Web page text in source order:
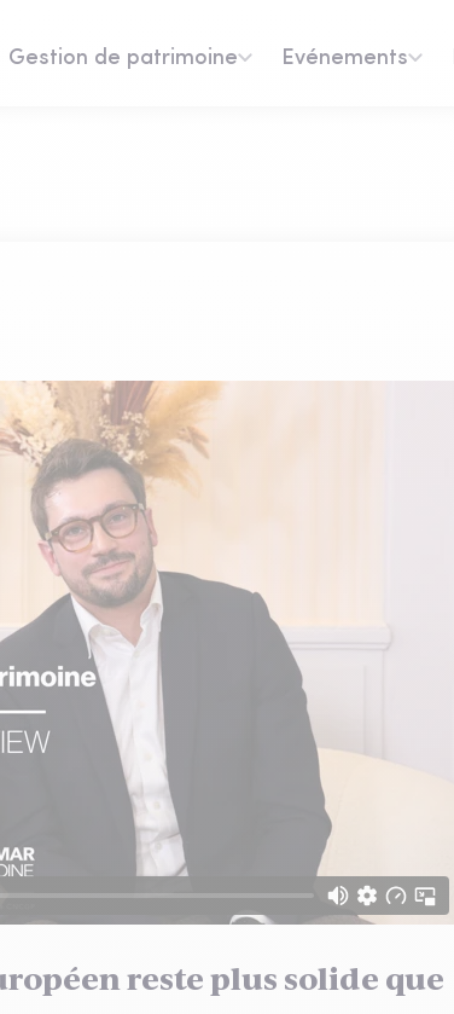
Gestion de patrimoine Evénements
reste plus solide que